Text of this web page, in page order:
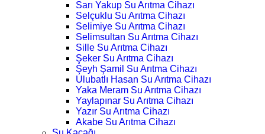
Sarı Yakup Su Arıtma Cihazı
Selçuklu Su Arıtma Cihazı
Selimiye Su Arıtma Cihazı
Selimsultan Su Arıtma Cihazı
Sille Su Arıtma Cihazı
Şeker Su Arıtma Cihazı
Şeyh Şamil Su Arıtma Cihazı
Ulubatlı Hasan Su Arıtma Cihazı
Yaka Meram Su Arıtma Cihazı
Yaylapınar Su Arıtma Cihazı
Yazır Su Arıtma Cihazı
Akabe Su Arıtma Cihazı